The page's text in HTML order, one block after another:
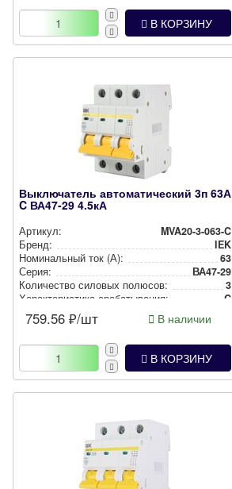
В КОРЗИНУ
Выключатель автоматический 3п 63А
C ВА47-29 4.5кА
Артикул:
MVA20-3-063-C
Бренд:
IEK
Номи­наль­ный ток (А):
63
Серия:
ВА47-29
Количество силовых полюсов:
3
Харак­те­рис­ти­ка сра­ба­ты­ва­ния:
C
759.56 ₽/шт В наличии
В КОРЗИНУ